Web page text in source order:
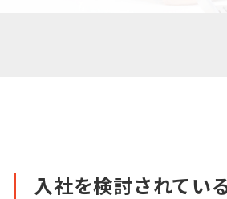
入社を検討されてい